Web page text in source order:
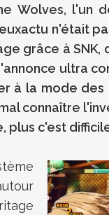
Wolves, l'un
n'était
grâce à
ultra
à la mode
connaître
plus c'est